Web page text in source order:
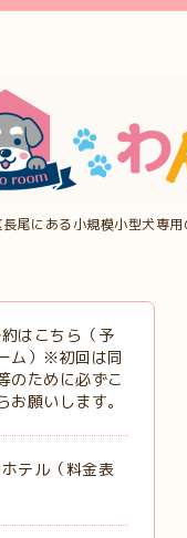
尾にある小規模小型犬専
はこちら（予
ム）※初回は同
のために必ずこ
お願いします。
テル（料金表